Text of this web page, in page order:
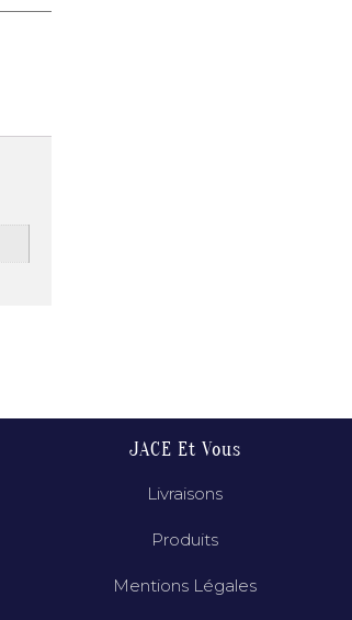
JACE Et Vous
Livraisons
Produits
Mentions Légales